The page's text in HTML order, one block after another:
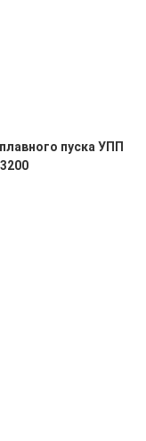
пуска УПП